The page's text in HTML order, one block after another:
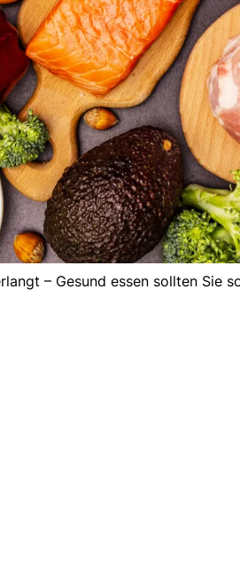
– Gesund essen sollten Sie